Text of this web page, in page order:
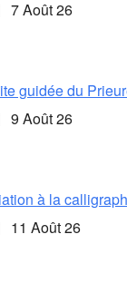
7 Août 26
guidée du
9 Août 26
à la
11 Août 26